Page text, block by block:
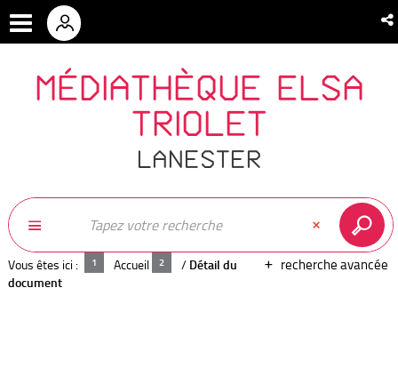
MÉDIATHÈQUE ELSA
TRIOLET
LANESTER
recherche avancée
Vous êtes ici : Accueil / Détail du
document